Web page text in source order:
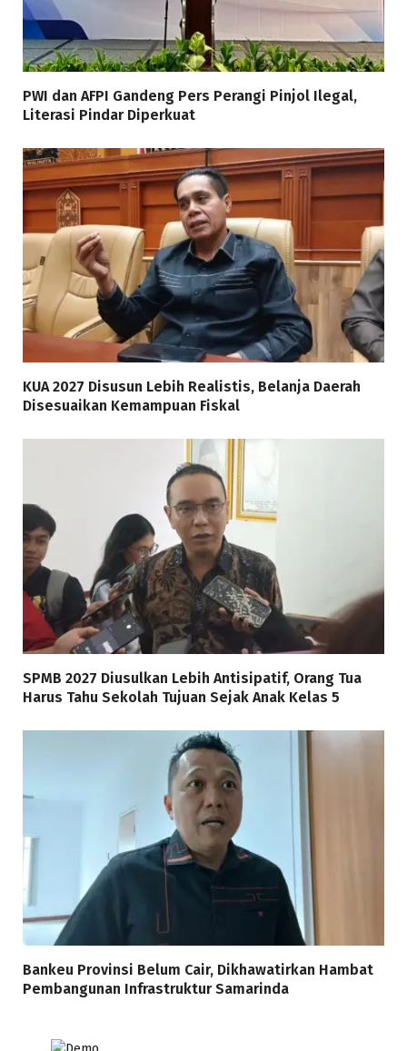
PWI dan AFPI Gandeng Pers Perangi Pinjol Ilegal,
Literasi Pindar Diperkuat
KUA 2027 Disusun Lebih Realistis, Belanja Daerah
Disesuaikan Kemampuan Fiskal
SPMB 2027 Diusulkan Lebih Antisipatif, Orang Tua
Harus Tahu Sekolah Tujuan Sejak Anak Kelas 5
Bankeu Provinsi Belum Cair, Dikhawatirkan Hambat
Pembangunan Infrastruktur Samarinda